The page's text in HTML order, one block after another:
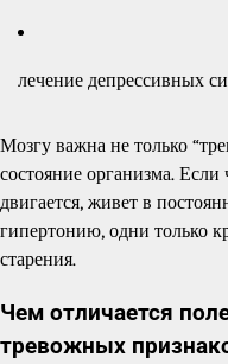
лечение депрессивных
Мозгу важна не только
состояние организма.
двигается, живет в
гипертонию, одни только
старения.
Чем отличается
тревожных